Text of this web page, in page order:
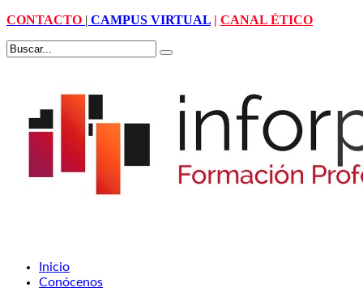
CONTACTO | CAMPUS VIRTUAL | CANAL ÉTICO
Inicio
Conócenos